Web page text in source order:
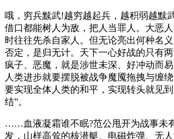
哦，穷兵黩武!越穷越起兵，越积弱越黩
借口都能树人为敌，把人当罪人。大恶
时往往先杀自家人。但无论亮出何种名
否定，是归无计。天下一心好战的只有
疯子、恶魔，就是涉世未深、好冲动而
人类进步就要摆脱被战争魔魇拖拽与缠
要实现全体人类的和平，实现转头就见
结”。
……血液凝霜谁不眠?范公甩开为战事未
发，山样高耸的核潜艇、电磁炸弹、无人